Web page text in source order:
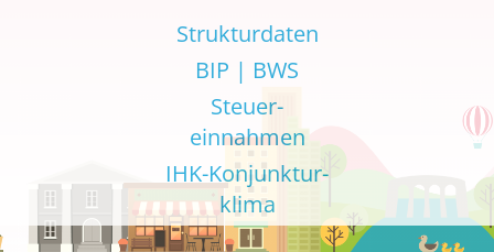
Strukturdaten
BIP | BWS
Steuer-
einnahmen
IHK-Konjunktur-
klima